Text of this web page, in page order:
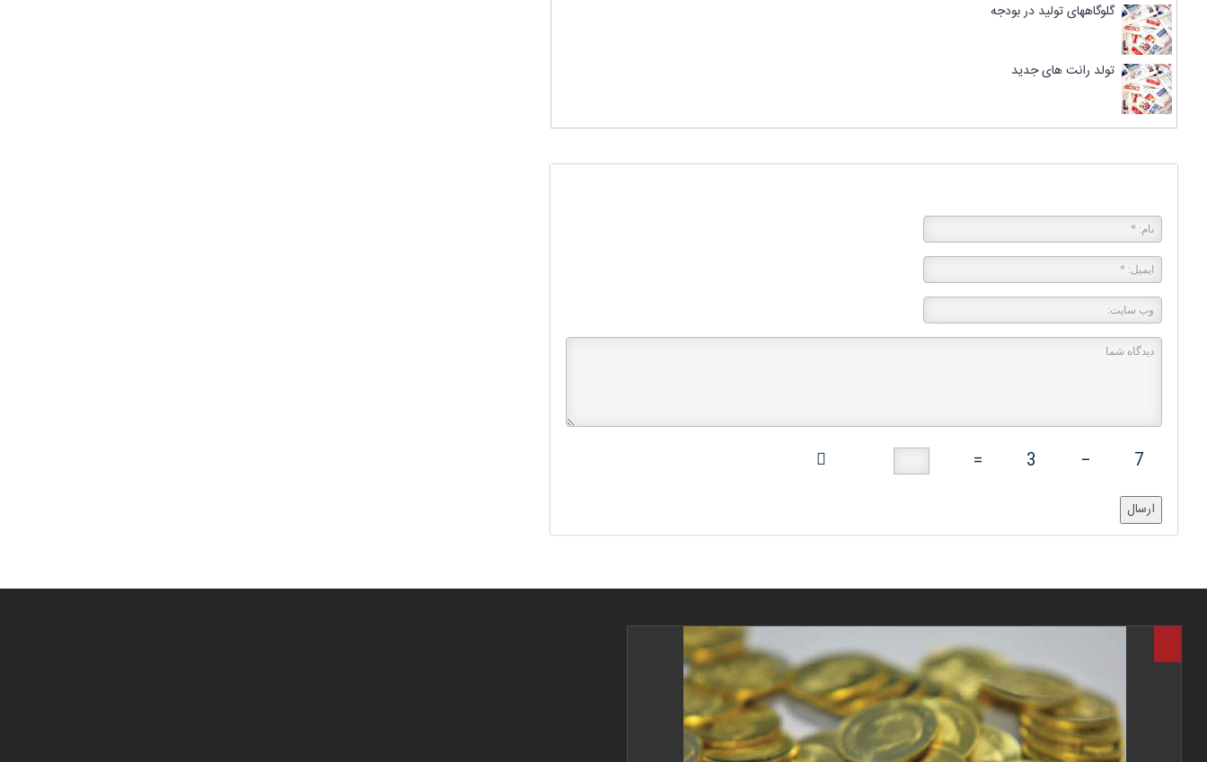
گلوگاههای تولید در بودجه
تولد رانت های جدید
7
−
3
=
ارسال